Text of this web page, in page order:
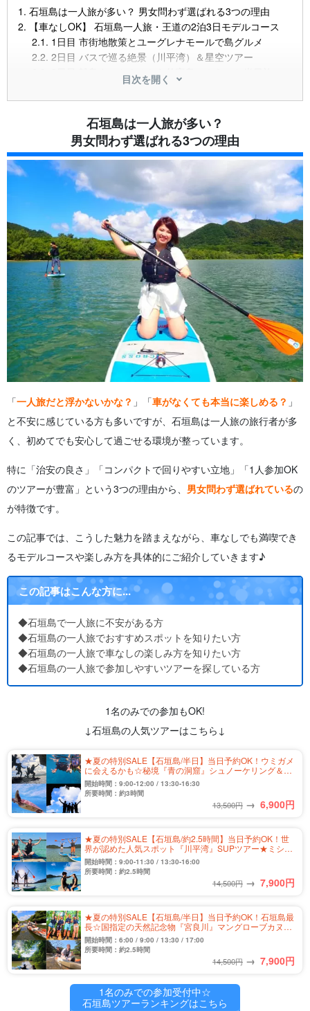
1. 石垣島は一人旅が多い？ 男女問わず選ばれる3つの理由
2. 【車なしOK】 石垣島一人旅・王道の2泊3日モデルコース
2.1. 1日目 市街地散策とユーグレナモールで島グルメ
2.2. 2日目 バスで巡る絶景（川平湾）＆星空ツアー
3日目 離島ターミナルから竹富島へふらっと半日旅
女子一人旅・男の一人旅 それぞれの楽しみ方と注意点
3.1.【女子一人旅】 安心して楽しむためのポイント
【男の一人旅】 アクティブに楽しむコツ
共通の注意点！ 一人旅を安全に楽しむために
石垣島の一人旅で「出会い」を楽しむコツ
4.1.ツアーに参加して自然な出会いを楽しむ
ゲストハウスで旅人同士の交流を楽しむ
無理に出会いを求めないのがポイント
一人旅に最適！ 目的別おすすめホテル＆ゲストハウス
ゆっくり過ごしたい方はホテルがおすすめ
5.2.交流を楽しみたい方はゲストハウス
5.3.女性一人でも安心な宿の選び方
石垣島一人旅のアクティビティ
6.1.定番！シュノーケリング＆SUP体験
6.2.癒しの時間を過ごせるマングローブカヌー
6.3.一人参加でも感動！星空ツアー
6.4.ツアー選びのポイント！送迎付きが安心
7.石垣島一人旅のよくある質問（FAQ）
8.まとめ
目次を開く
石垣島は一人旅が多い？
男女問わず選ばれる3つの理由
「一人旅だと浮かないかな？ 」「車がなくても本当に楽しめる？ 」
と不安に感じている方も多いですが、石垣島は一人旅の旅行者が多
く、初めてでも安心して過ごせる環境が整っています。
特に「治安の良さ」「コンパクトで回りやすい立地」「1人参加OK
のツアーが豊富」という3つの理由から、 男女問わず選ばれているの
が特徴です。
この記事では、こうした魅力を踏まえながら、車なしでも満喫でき
るモデルコースや楽しみ方を具体的にご紹介していきます♪
この記事はこんな方に...
◆石垣島で一人旅に不安がある方
◆石垣島の一人旅でおすすめスポットを知りたい方
◆石垣島の一人旅で車なしの楽しみ方を知りたい方
◆石垣島の一人旅で参加しやすいツアーを探している方
1名のみでの参加もOK!
↓石垣島の人気ツアーはこちら↓
★夏の特別SALE【石垣島/半日】当日予約OK！ウミガメ
に会えるかも☆秘境『青の洞窟』シュノーケリング＆洞
窟探検ツアー★写真無料＆送迎付き（No.304）
開始時間：9:00-12:00 / 13:30-16:30
所要時間：約3時間
13,500円 → 6,900円
★夏の特別SALE【石垣島/約2.5時間】当日予約OK！世
界が認めた人気スポット『川平湾』SUPツアー★ミシュ
ランガイド三ツ星獲得♪写真無料＆送迎付き（No.301）
開始時間：9:00-11:30 / 13:30-16:00
所要時間：約2.5時間
14,500円 → 7,900円
★夏の特別SALE【石垣島/半日】当日予約OK！石垣島最
長☆国指定の天然記念物『宮良川』マングローブカヌー
ツアー★写真無料＆送迎付き（No.328）
開始時間：6:00 / 9:00 / 13:30 / 17:00
所要時間：約2.5時間
14,500円 → 7,900円
1名のみでの参加受付中☆
石垣島ツアーランキングはこちら